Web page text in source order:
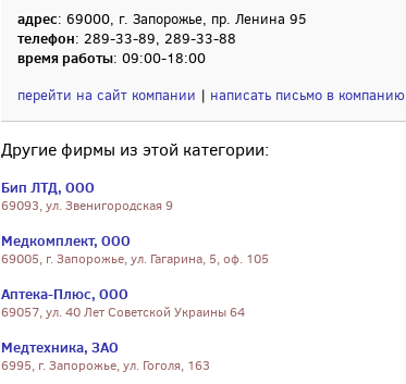
адрес: 69000, г. Запорожье, пр. Ленина 95
телефон: 289-33-89, 289-33-88
время работы: 09:00-18:00
перейти на сайт компании | написать письмо в компанию
Другие фирмы из этой категории:
Бип ЛТД, ООО
69093, ул. Звенигородская 9
Медкомплект, ООО
69005, г. Запорожье, ул. Гагарина, 5, оф. 105
Аптека-Плюс, ООО
69057, ул. 40 Лет Советской Украины 64
Медтехника, ЗАО
6995, г. Запорожье, ул. Гоголя, 163